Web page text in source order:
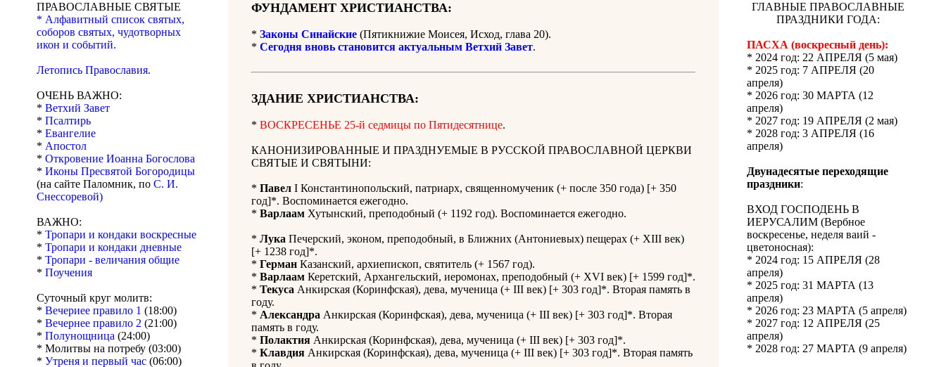
ПРАВОСЛАВНЫЕ СВЯТЫЕ
* Алфавитный список святых,
соборов святых, чудотворных
икон и событий.
Летопись Православия.
ОЧЕНЬ ВАЖНО:
* Ветхий Завет
* Псалтирь
* Евангелие
* Апостол
* Откровение Иоанна Богослова
* Иконы Пресвятой Богородицы
(на сайте Паломник, по С. И.
Снессоревой)
ВАЖНО:
* Тропари и кондаки воскресные
* Тропари и кондаки дневные
* Тропари - величания общие
* Поучения
Суточный круг молитв:
* Вечериее правило 1 (18:00)
* Вечернее правило 2 (21:00)
* Полунощница (24:00)
* Молитвы на потребу (03:00)
* Утреня и первый час (06:00)
ФУНДАМЕНТ ХРИСТИАНСТВА:
* Законы Синайские (Пятикнижие Моисея, Исход, глава 20).
* Сегодня вновь становится актуальным Ветхий Завет.
ЗДАНИЕ ХРИСТИАНСТВА:
* ВОСКРЕСЕНЬЕ 25-й седмицы по Пятидесятнице.
КАНОНИЗИРОВАННЫЕ И ПРАЗДНУЕМЫЕ В РУССКОЙ ПРАВОСЛАВНОЙ ЦЕРКВИ
СВЯТЫЕ И СВЯТЫНИ:
* Павел I Константинопольский, патриарх, священномученик (+ после 350 года) [+ 350
год]*. Воспоминается ежегодно.
* Варлаам Хутынский, преподобный (+ 1192 год). Воспоминается ежегодно.
* Лука Печерский, эконом, преподобный, в Ближних (Антониевых) пещерах (+ XIII век)
[+ 1238 год]*.
* Герман Казанский, архиепископ, святитель (+ 1567 год).
* Варлаам Керетский, Архангельский, иеромонах, преподобный (+ XVI век) [+ 1599 год]*.
* Текуса Анкирская (Коринфская), дева, мученица (+ III век) [+ 303 год]*. Вторая память в
году.
* Александра Анкирская (Коринфская), дева, мученица (+ III век) [+ 303 год]*. Вторая
память в году.
* Полактия Анкирская (Коринфская), дева, мученица (+ III век) [+ 303 год]*.
* Клавдия Анкирская (Коринфская), дева, мученица (+ III век) [+ 303 год]*. Вторая память
ГЛАВНЫЕ ПРАВОСЛАВНЫЕ
ПРАЗДНИКИ ГОДА:
ПАСХА (воскресный день):
* 2024 год: 22 АПРЕЛЯ (5 мая)
* 2025 год: 7 АПРЕЛЯ (20
апреля)
* 2026 год: 30 МАРТА (12
апреля)
* 2027 год: 19 АПРЕЛЯ (2 мая)
* 2028 год: 3 АПРЕЛЯ (16
апреля)
Двунадесятые переходящие
праздники:
ВХОД ГОСПОДЕНЬ В
ИЕРУСАЛИМ (Вербное
воскресенье, неделя ваий -
цветоносная):
* 2024 год: 15 АПРЕЛЯ (28
апреля)
* 2025 год: 31 МАРТА (13
апреля)
* 2026 год: 23 МАРТА (5 апреля)
* 2027 год: 12 АПРЕЛЯ (25
апреля)
* 2028 год: 27 МАРТА (9 апреля)